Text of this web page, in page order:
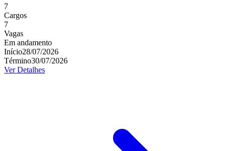
7
Cargos
7
Vagas
Em andamento
Início28/07/2026
Término30/07/2026
Ver Detalhes